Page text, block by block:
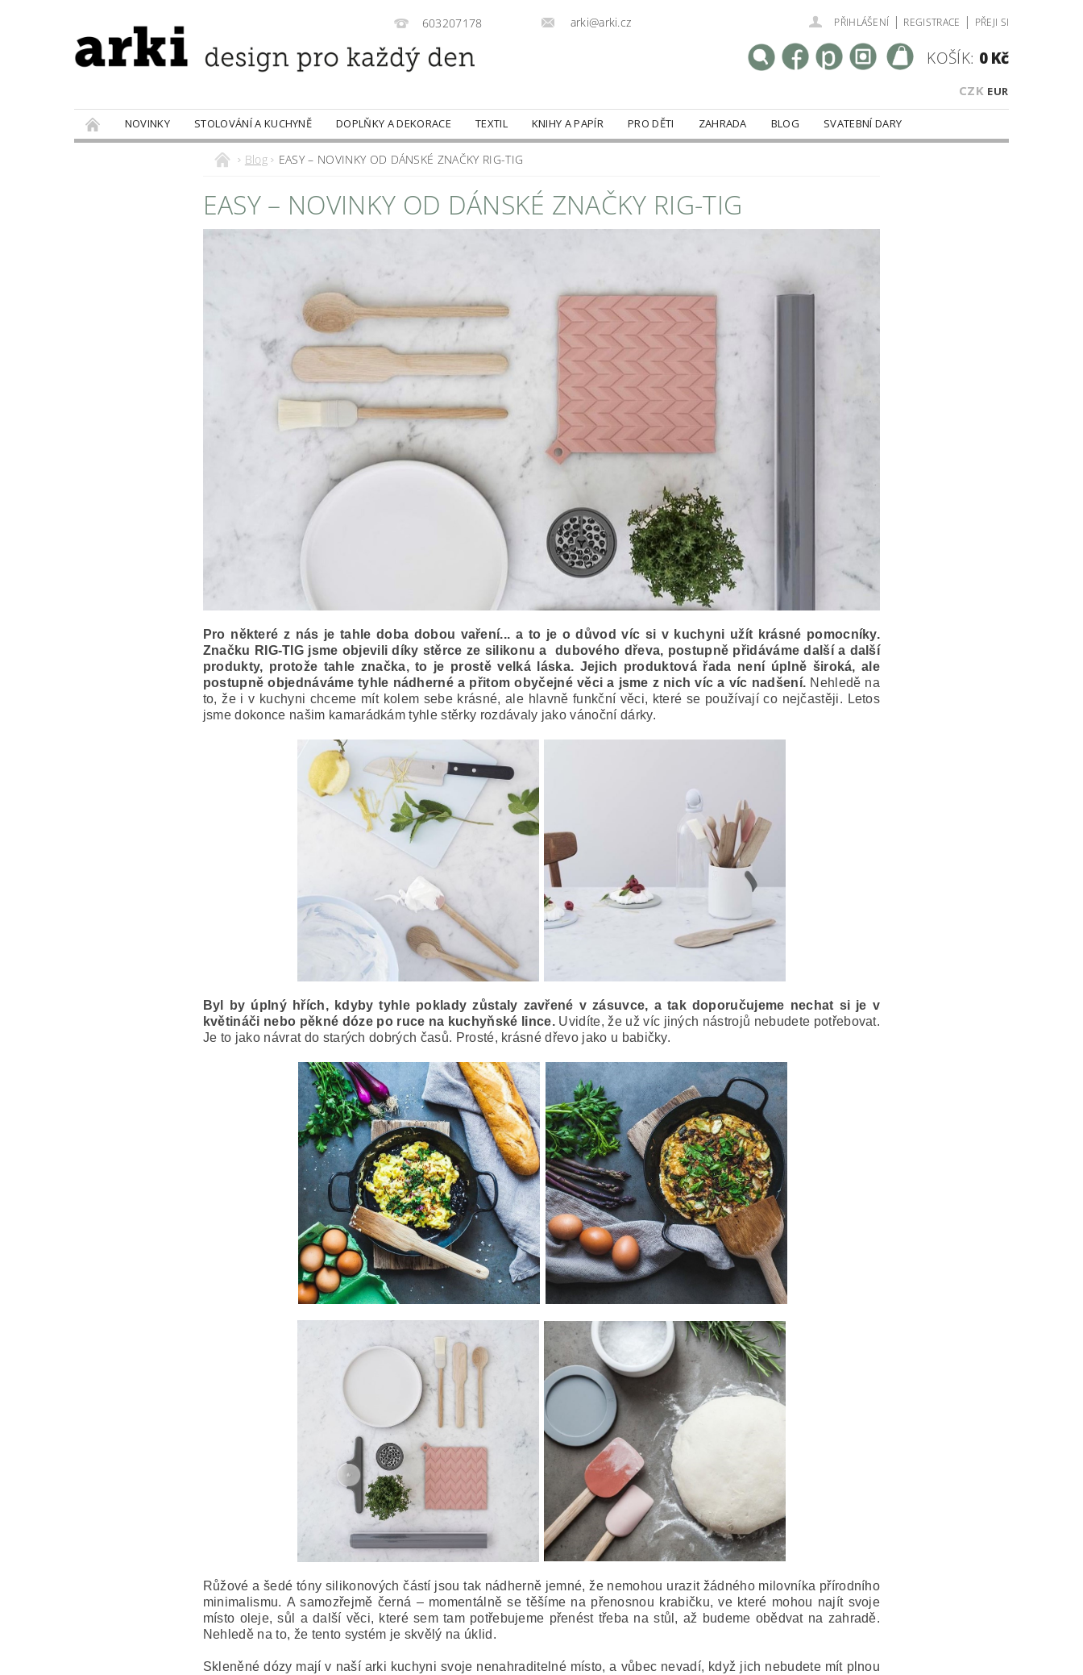
603207178 arki@arki.cz PŘIHLÁŠENÍ | REGISTRACE | PŘEJI SI
CZK EUR
KOŠÍK: 0 Kč
NOVINKY STOLOVÁNÍ A KUCHYNĚ DOPLŇKY A DEKORACE TEXTIL KNIHY A PAPÍR PRO DĚTI ZAHRADA BLOG
SVATEBNÍ DARY
DOBROTYBlog EASY – NOVINKY OD DÁNSKÉ ZNAČKY RIG-TIG
EASY – NOVINKY OD DÁNSKÉ ZNAČKY RIG-TIG
Pro některé z nás je tahle doba dobou vaření... a to je o důvod víc si v kuchyni užít krásné pomocníky.
Značku RIG-TIG jsme objevili díky stěrce ze silikonu a dubového dřeva, postupně přidáváme další a další
produkty, protože tahle značka, to je prostě velká láska. Jejich produktová řada není úplně široká, ale
postupně objednáváme tyhle nádherné a přitom obyčejné věci a jsme z nich víc a víc nadšení. Nehledě na
to, že i v kuchyni chceme mít kolem sebe krásné, ale hlavně funkční věci, které se používají co nejčastěji. Letos
jsme dokonce našim kamarádkám tyhle stěrky rozdávaly jako vánoční dárky.
Byl by úplný hřích, kdyby tyhle poklady zůstaly zavřené v zásuvce, a tak doporučujeme nechat si je v
květináči nebo pěkné dóze po ruce na kuchyňské lince. Uvidíte, že už víc jiných nástrojů nebudete potřebovat.
Je to jako návrat do starých dobrých časů. Prosté, krásné dřevo jako u babičky.
Růžové a šedé tóny silikonových částí jsou tak nádherně jemné, že nemohou urazit žádného milovníka přírodního
minimalismu. A samozřejmě černá – momentálně se těšíme na přenosnou krabičku, ve které mohou najít svoje
místo oleje, sůl a další věci, které sem tam potřebujeme přenést třeba na stůl, až budeme obědvat na zahradě.
Nehledě na to, že tento systém je skvělý na úklid.
Skleněné dózy mají v naší arki kuchyni svoje nenahraditelné místo, a vůbec nevadí, když jich nebudete mít plnou